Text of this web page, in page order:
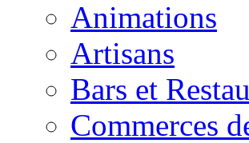
Animations
Artisans
Bars et
Commerces